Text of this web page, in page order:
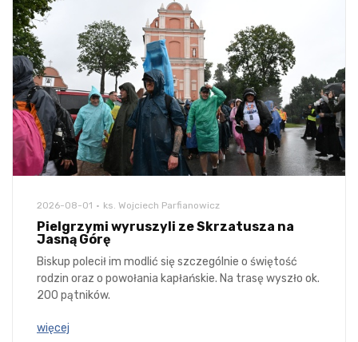
2026-08-01 ks. Wojciech Parfianowicz
Pielgrzymi wyruszyli ze Skrzatusza na
Jasną Górę
Biskup polecił im modlić się szczególnie o świętość
rodzin oraz o powołania kapłańskie. Na trasę wyszło ok.
200 pątników.
więcej